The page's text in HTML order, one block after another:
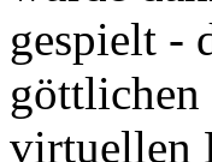
gespielt -
virtuellen